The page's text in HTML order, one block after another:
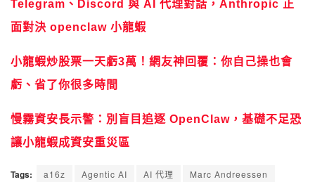
Telegram、Discord 與 AI 代理對話，Anthropic 正
面對決 openclaw 小龍蝦
小龍蝦炒股票一天虧3萬！網友神回覆：你自己操也會
虧、省了你很多時間
慢霧資安長示警：別盲目追逐 OpenClaw，基礎不足恐
讓小龍蝦成資安重災區
Tags: a16z Agentic AI AI 代理
Marc Andreessen